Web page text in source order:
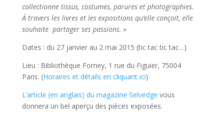
collectionne tissus, costumes, parures et photographies.
À travers les livres et les expositions qu’elle conçoit, elle
souhaite partager ses passions. »
Dates : du 27 janvier au 2 mai 2015 (tic tac tic tac…)
Lieu : Bibliothèque Forney, 1 rue du Figuier, 75004
Paris. (Horaires et détails en cliquant ici)
L’article (en anglais) du magazine Selvedge vous
donnera un bel aperçu des pièces exposées.